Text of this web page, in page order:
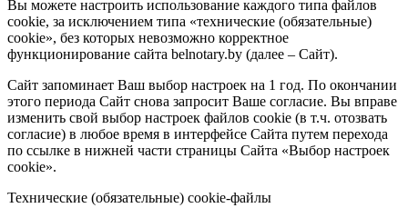
Вы можете настроить использование каждого типа файлов
cookie, за исключением типа «технические (обязательные)
cookie», без которых невозможно корректное
функционирование сайта belnotary.by (далее – Сайт).
Сайт запоминает Ваш выбор настроек на 1 год. По окончании
этого периода Сайт снова запросит Ваше согласие. Вы вправе
изменить свой выбор настроек файлов cookie (в т.ч. отозвать
согласие) в любое время в интерфейсе Сайта путем перехода
по ссылке в нижней части страницы Сайта «Выбор настроек
cookie».
Технические (обязательные) cookie-файлы